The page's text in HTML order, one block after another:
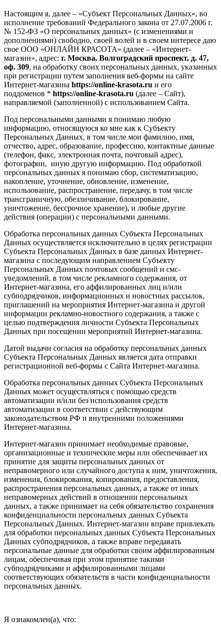
Настоящим я, далее – «Субъект Персональных Данных», во
исполнение требований Федерального закона от 27.07.2006 г.
№ 152-ФЗ «О персональных данных» (с изменениями и
дополнениями) свободно, своей волей и в своем интересе даю
свое ООО «ОНЛАЙН КРАСОТА» (далее – «Интернет-
магазин», адрес: г. Москва, Волгоградский проспект, д. 47,
оф. 309, на обработку своих персональных данных, указанных
при регистрации путем заполнения веб-формы на сайте
Интернет-магазина https://online-krasota.ru и его
поддоменов * https://online-krasota.ru (далее – Сайт),
направляемой (заполненной) с использованием Сайта.
Под персональными данными я понимаю любую
информацию, относящуюся ко мне как к Субъекту
Персональных Данных, в том числе мои фамилию, имя,
отчество, адрес, образование, профессию, контактные данные
(телефон, факс, электронная почта, почтовый адрес),
фотографии, иную другую информацию. Под обработкой
персональных данных я понимаю сбор, систематизацию,
накопление, уточнение, обновление, изменение,
использование, распространение, передачу, в том числе
трансграничную, обезличивание, блокирование,
уничтожение, бессрочное хранение), и любые другие
действия (операции) с персональными данными.
Обработка персональных данных Субъекта Персональных
Данных осуществляется исключительно в целях регистрации
Субъекта Персональных Данных в базе данных Интернет-
магазина с последующим направлением Субъекту
Персональных Данных почтовых сообщений и смс-
уведомлений, в том числе рекламного содержания, от
Интернет-магазина, его аффилированных лиц и/или
субподрядчиков, информационных и новостных рассылок,
приглашений на мероприятия Интернет-магазина и другой
информации рекламно-новостного содержания, а также с
целью подтверждения личности Субъекта Персональных
Данных при посещении мероприятий Интернет-магазина.
Датой выдачи согласия на обработку персональных данных
Субъекта Персональных Данных является дата отправки
регистрационной веб-формы с Сайта Интернет-магазина.
Обработка персональных данных Субъекта Персональных
Данных может осуществляться с помощью средств
автоматизации и/или без использования средств
автоматизации в соответствии с действующим
законодательством РФ и внутренними положениями
Интернет-магазина.
Интернет-магазин принимает необходимые правовые,
организационные и технические меры или обеспечивает их
принятие для защиты персональных данных от
неправомерного или случайного доступа к ним, уничтожения,
изменения, блокирования, копирования, предоставления,
распространения персональных данных, а также от иных
неправомерных действий в отношении персональных
данных, а также принимает на себя обязательство сохранения
конфиденциальности персональных данных Субъекта
Персональных Данных. Интернет-магазин вправе привлекать
для обработки персональных данных Субъекта Персональных
Данных субподрядчиков, а также вправе передавать
персональные данные для обработки своим аффилированным
лицам, обеспечивая при этом принятие такими
субподрядчиками и аффилированными лицами
соответствующих обязательств в части конфиденциальности
персональных данных.
Я ознакомлен(а), что: